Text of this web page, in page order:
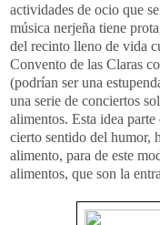
actividades de ocio que
música nerjeña tiene
del recinto lleno de vida
Convento de las Claras
(podrían ser una
una serie de conciertos
alimentos. Esta idea
cierto sentido del humor,
alimento, para de este
alimentos, que son la